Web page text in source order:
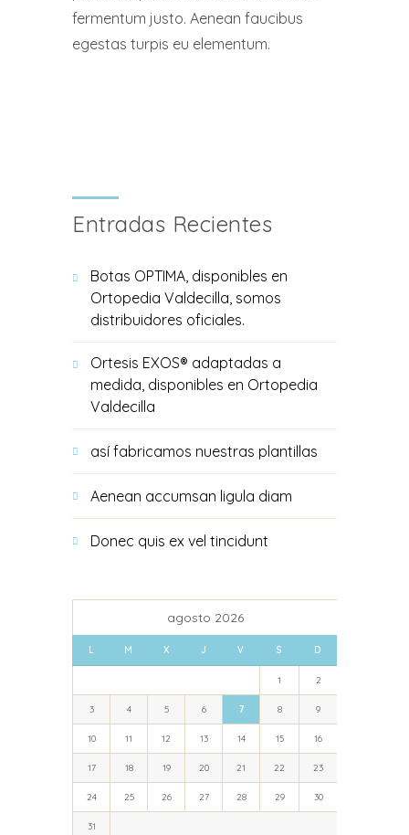
fermentum justo. Aenean faucibus
egestas turpis eu elementum.
Entradas Recientes
Botas OPTIMA, disponibles en
Ortopedia Valdecilla, somos
distribuidores oficiales.
Ortesis EXOS® adaptadas a
medida, disponibles en Ortopedia
Valdecilla
así fabricamos nuestras plantillas
Aenean accumsan ligula diam
Donec quis ex vel tincidunt
agosto 2026
L M X J V S D
1 2
3 4 5 6 7 8 9
10 11 12 13 14 15 16
17 18 19 20 21 22 23
24 25 26 27 28 29 30
31